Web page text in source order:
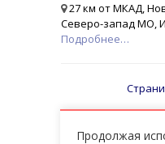
27 км от МКАД,
Северо-запад МО,
Подробнее…
Продолжая